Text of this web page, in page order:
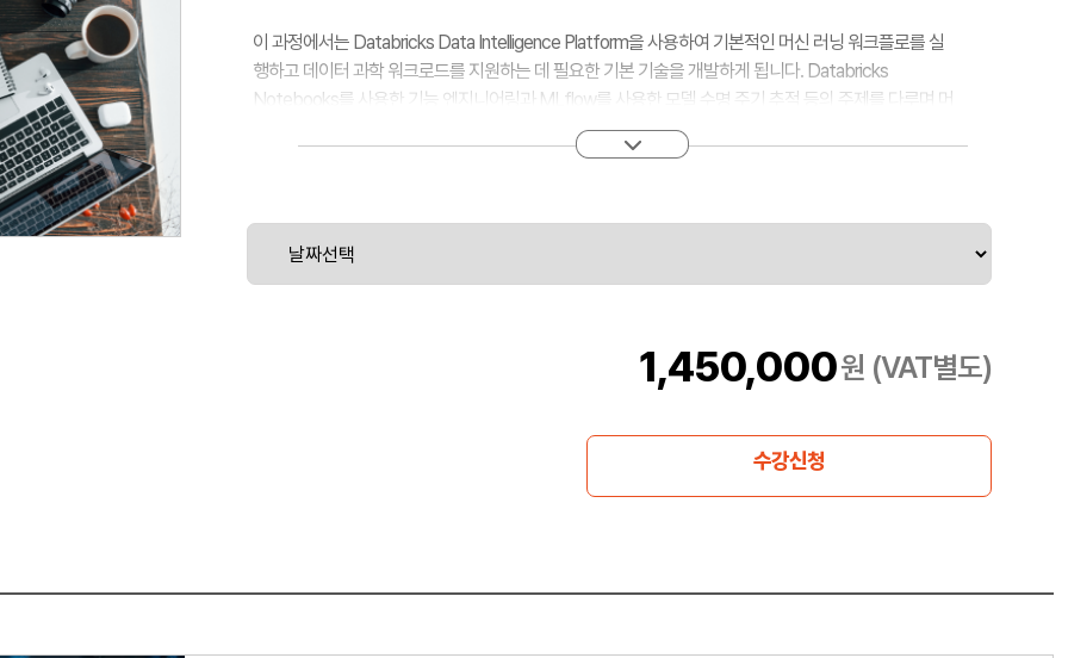
이 과정에서는 Databricks Data Intelligence Platform을 사용하여 기본적인 머신 러닝 워크플로를 실
행하고 데이터 과학 워크로드를 지원하는 데 필요한 기본 기술을 개발하게 됩니다. Databricks
Notebooks를 사용한 기능 엔지니어링과 MLflow를 사용한 모델 수명 주기 추적 등의 주제를 다루며 머
신 러닝 실무자의 관점에서 플랫폼을 탐색해 봅니다. 또한 Mosaic AI Model Serving을 통한 실시간 모델
추론에 대해 알아보고 AutoML을 통한 모델 개발에 대한 Databricks의 "글래스 박스" 접근 방식을 경험
1,450,000원 (VAT별도)
수강신청